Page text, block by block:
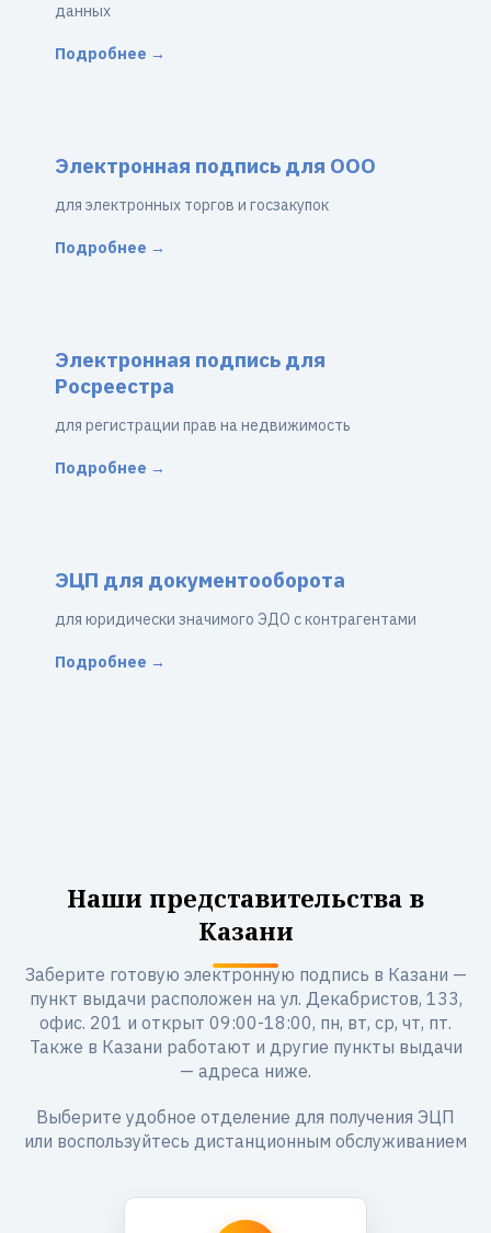
данных
Подробнее →
Электронная подпись для ООО
для электронных торгов и госзакупок
Подробнее →
Электронная подпись для
Росреестра
для регистрации прав на недвижимость
Подробнее →
ЭЦП для документооборота
для юридически значимого ЭДО с контрагентами
Подробнее →
Наши представительства в
Казани
Заберите готовую электронную подпись в Казани —
пункт выдачи расположен на ул. Декабристов, 133,
офис. 201 и открыт 09:00-18:00, пн, вт, ср, чт, пт.
Также в Казани работают и другие пункты выдачи
— адреса ниже.
Выберите удобное отделение для получения ЭЦП
или воспользуйтесь дистанционным обслуживанием